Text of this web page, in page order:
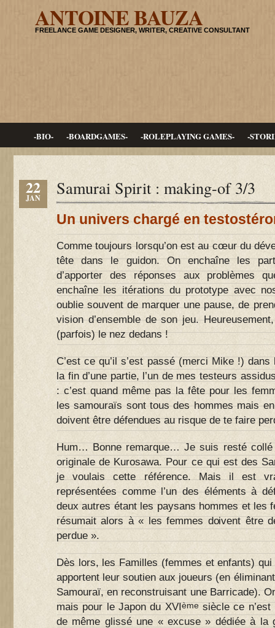
ANTOINE BAUZA
FREELANCE GAME DESIGNER, WRITER, CREATIVE CONSULTANT
-BIO- -BOARDGAMES- -ROLEPLAYING GAMES- -
22
JAN Samurai Spirit : making-of 3/3
Un univers chargé en
Comme toujours lorsqu’on est au cœur du
tête dans le guidon. On enchaîne les
d’apporter des réponses aux problèmes
enchaîne les itérations du prototype avec
oublie souvent de marquer une pause, de
vision d’ensemble de son jeu.
(parfois) le nez dedans !
C’est ce qu’il s’est passé (merci Mike !)
la fin d’une partie, l’un de mes testeurs
: c’est quand même pas la fête pour les
les samouraïs sont tous des hommes mais
doivent être défendues au risque de te faire
Hum… Bonne remarque… Je suis resté collé
originale de Kurosawa. Pour ce qui est des
je voulais cette référence. Mais il est
représentées comme l’un des éléments à
deux autres étant les paysans hommes et les
résumait alors à « les femmes doivent être
perdue ».
Dès lors, les Familles (femmes et enfants)
apportent leur soutien aux joueurs (en
Samouraï, en reconstruisant une Barricade).
mais pour le Japon du XVIèmesiècle ce n’est
de même glissé une « excuse » dédiée à la